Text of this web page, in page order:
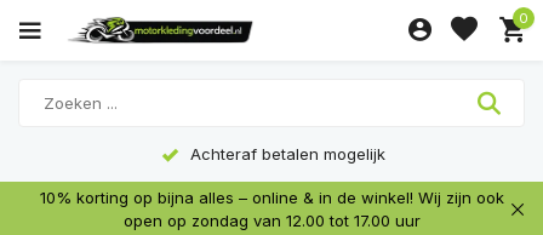
0
Achteraf betalen mogelijk
10% korting op bijna alles – online & in de winkel! Wij zijn ook
open op zondag van 12.00 tot 17.00 uur